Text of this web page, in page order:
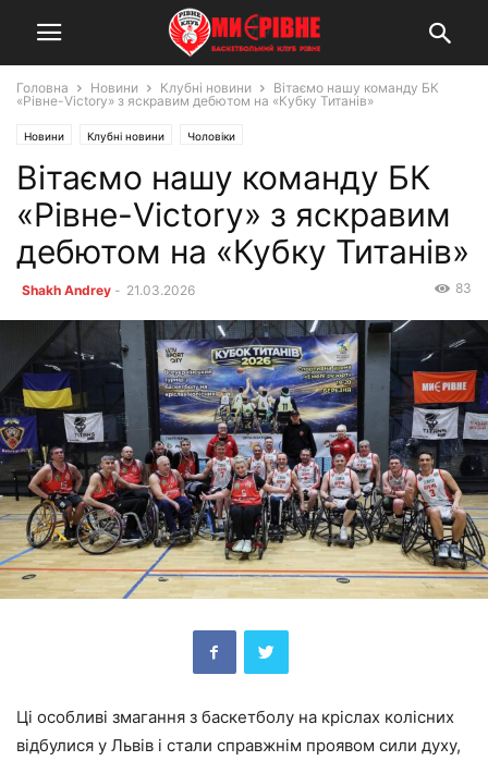
Головна Новини Клубні новини
Вітаємо нашу команду БК
«Рівне-Victory» з яскравим дебютом на «Кубку Титанів»
Новини Клубні новини Чоловіки
Вітаємо нашу команду БК
«Рівне-Victory» з яскравим
дебютом на «Кубку Титанів»
Shakh Andrey - 21.03.2026 83
Ці особливі змагання з баскетболу на кріслах колісних
відбулися у Львів і стали справжнім проявом сили духу,